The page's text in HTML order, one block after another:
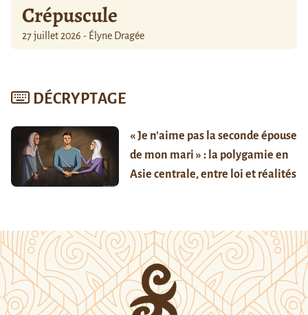
Crépuscule
27 juillet 2026 - Élyne Dragée
DÉCRYPTAGE
« Je n’aime pas la seconde épouse
de mon mari » : la polygamie en
Asie centrale, entre loi et réalités